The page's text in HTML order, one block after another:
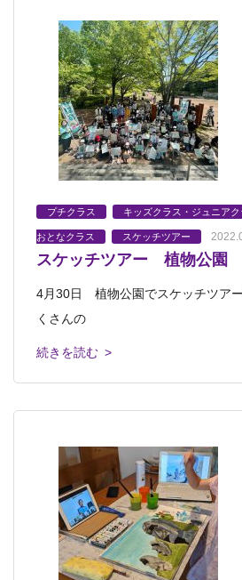
プチクラス キッズクラス・ジュニアク
おとなクラス スケッチツアー
スケッチツアー 植物公園
4月30日 植物公園でスケッチツア
くさんの
続きを読む >